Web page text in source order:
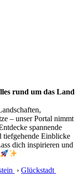
rund um das Land
– unser Portal nimmt
spannende
tiefgehende Einblicke
dich inspirieren und
› Glückstadt